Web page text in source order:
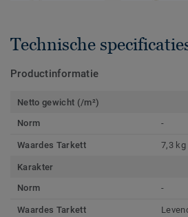
Technische
Productinformatie
Netto gewicht (/m²)
Norm
-
Waardes Tarkett 7,3 kg
Karakter
Norm
-
Waardes Tarkett